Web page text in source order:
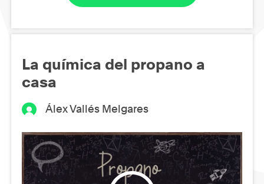
La química del propano a
casa
Álex Vallés Melgares